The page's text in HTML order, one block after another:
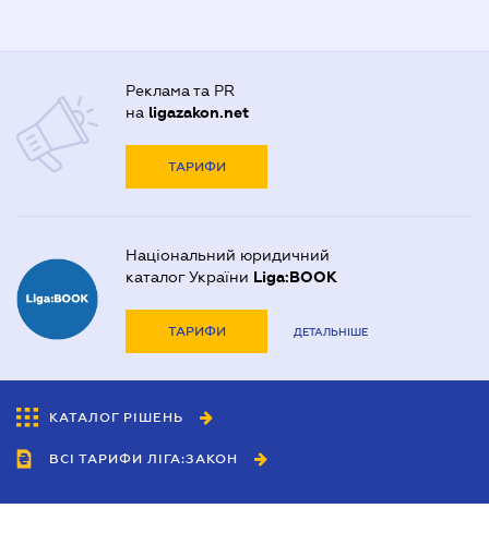
Реклама та PR
на ligazakon.net
ТАРИФИ
Національний юридичний
каталог України Liga:BOOK
ТАРИФИ ДЕТАЛЬНІШЕ
КАТАЛОГ РІШЕНЬ
ВСІ ТАРИФИ ЛІГА:ЗАКОН